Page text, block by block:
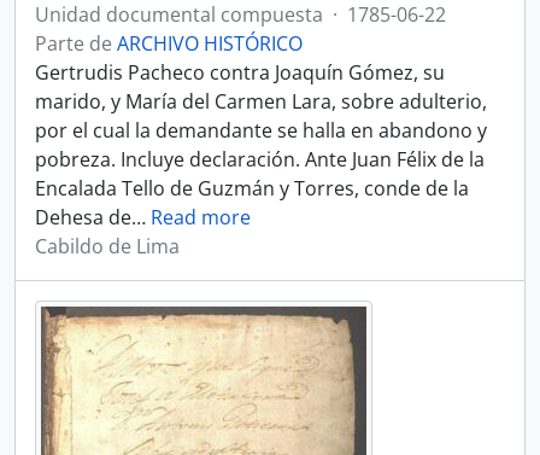
Unidad documental compuesta · 1785-06-22
Parte de ARCHIVO HISTÓRICO
Gertrudis Pacheco contra Joaquín Gómez, su
marido, y María del Carmen Lara, sobre adulterio,
por el cual la demandante se halla en abandono y
pobreza. Incluye declaración. Ante Juan Félix de la
Encalada Tello de Guzmán y Torres, conde de la
Dehesa de… Read more
Cabildo de Lima